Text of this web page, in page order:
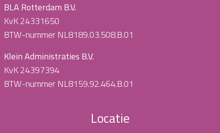
BLA Rotterdam B.V.
KvK 24331650
BTW-nummer NL8189.03.508.B.01
Klein Administraties B.V.
KvK 24397394
BTW-nummer NL8159.92.464.B.01
Locatie